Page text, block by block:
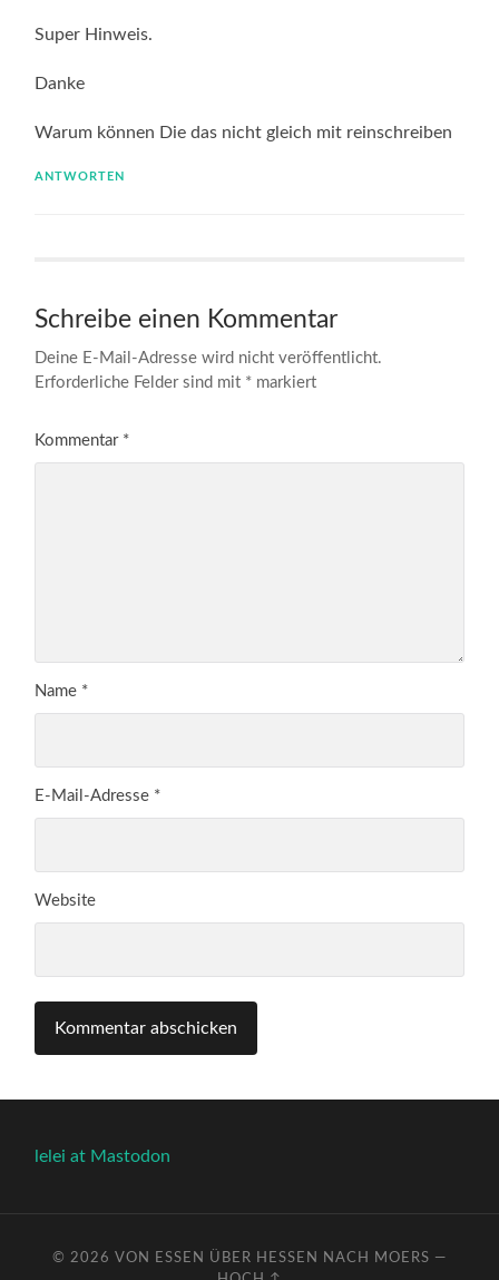
Super Hinweis.
Danke
Warum können Die das nicht gleich mit reinschreiben
ANTWORTEN
Schreibe einen Kommentar
Deine E-Mail-Adresse wird nicht veröffentlicht.
Erforderliche Felder sind mit * markiert
Kommentar *
Name *
E-Mail-Adresse *
Website
lelei at Mastodon
© 2026 VON ESSEN ÜBER HESSEN NACH MOERS —